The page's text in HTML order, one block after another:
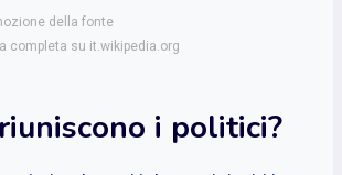
della fonte
completa su it.wikipedia.org
i politici?